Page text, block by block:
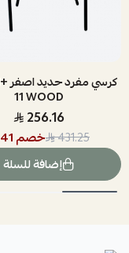
11 WOOD
256.16
431.25 خصم41
إضافة للسلة